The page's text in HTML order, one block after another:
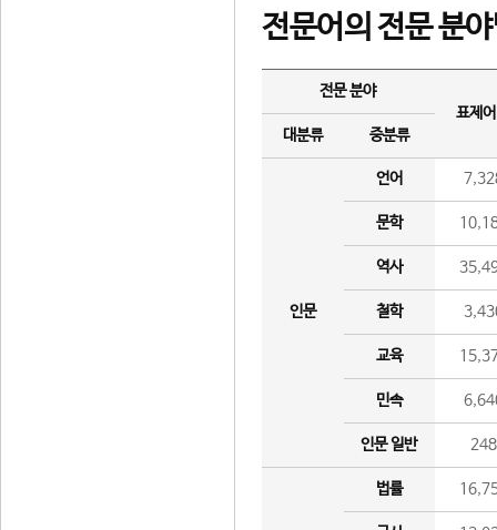
전문어의 전문 분
전문 분야
표제
대분류
중분류
인문
언어
문학
역사
철학
교육
민속
인문 일반 248
법률